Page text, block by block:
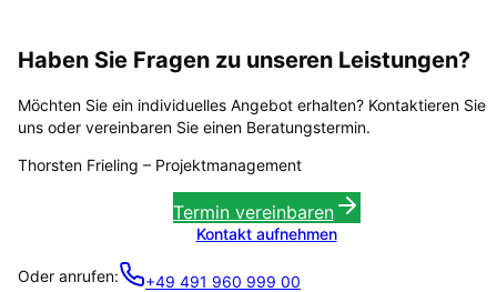
Haben Sie Fragen zu unseren Leistungen?
Möchten Sie ein individuelles Angebot erhalten? Kontaktieren Sie
uns oder vereinbaren Sie einen Beratungstermin.
Thorsten Frieling – Projektmanagement
Termin vereinbaren
Kontakt aufnehmen
Oder anrufen: +49 491 960 999 00